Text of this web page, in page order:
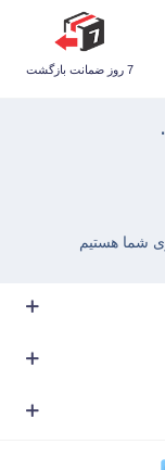
7 روز ضمانت بازگشت